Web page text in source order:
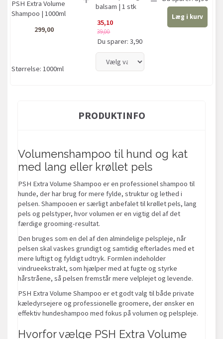
PSH Extra Volume
Shampoo | 1000ml
299,00
Størrelse: 1000ml
balsam | 1 stk
35,10
39,00
Du sparer:3,90
Læg i kurv
PRODUKTINFO
Volumenshampoo til hund og kat
med lang eller krøllet pels
PSH Extra Volume Shampoo er en professionel shampoo til
hunde, der har brug for mere fylde, struktur og lethed i
pelsen. Shampooen er særligt anbefalet til krøllet pels, lang
pels og pelstyper, hvor volumen er en vigtig del af det
færdige grooming-resultat.
Den bruges som en del af den almindelige pelspleje, når
pelsen skal vaskes grundigt og samtidig efterlades med et
mere luftigt og fyldigt udtryk. Formlen indeholder
vindrueekstrakt, som hjælper med at fugte og styrke
hårstråene, så pelsen fremstår mere velplejet og levende.
PSH Extra Volume Shampoo er et godt valg til både private
kæledyrsejere og professionelle groomere, der ønsker en
effektiv hundeshampoo med fokus på volumen og pelspleje.
Hvorfor vælge PSH Extra Volume